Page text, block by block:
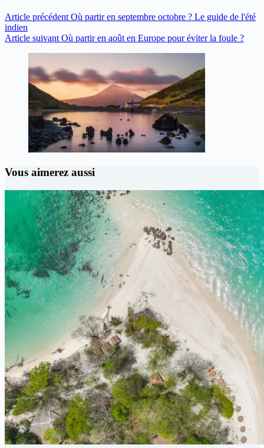
Article précédent Où partir en septembre octobre ? Le guide de l'été
indien
Article suivant Où partir en août en Europe pour éviter la foule ?
Vous aimerez aussi